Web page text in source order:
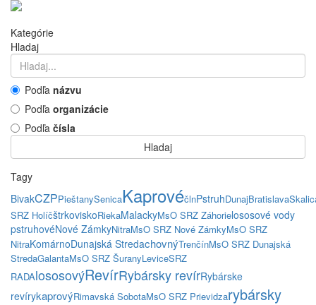
Kategórie
Hladaj
Podľa názvu
Podľa organizácie
Podľa čísla
Hladaj
Tagy
BivakCZPPieštanySenicaKaprovéčlnPstruhDunajBratislava
SRZ HolíčštrkoviskoRiekaMalackyMsO SRZ Záhorielososové vody
pstruhovéNové ZámkyNitraMsO SRZ Nové ZámkyMsO SRZ
NitraKomárnoDunajská StredachovnýTrenčínMsO SRZ Dunajská
StredaGalantaMsO SRZ ŠuranyLeviceSRZ
RADAlososovýRevírRybársky revírRybárske
revírykaprovýRimavská SobotaMsO SRZ Prievidzarybársky